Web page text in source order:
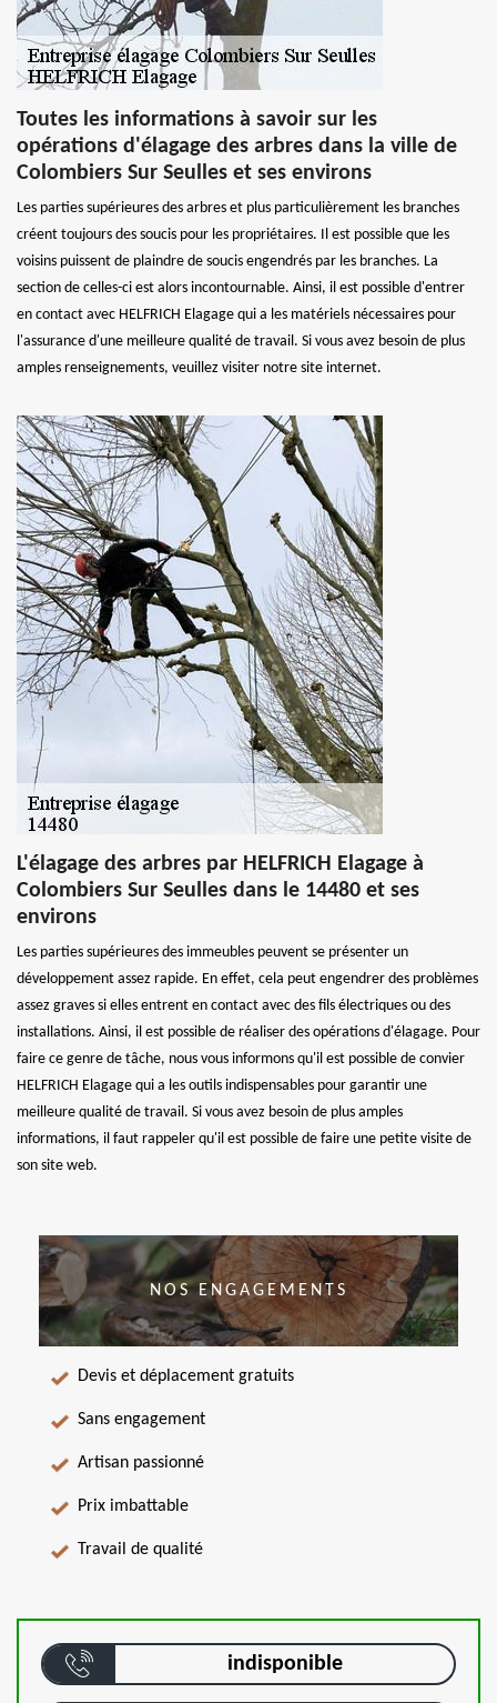
Toutes les informations à savoir sur les
opérations d'élagage des arbres dans la ville de
Colombiers Sur Seulles et ses environs
Les parties supérieures des arbres et plus particulièrement les branches
créent toujours des soucis pour les propriétaires. Il est possible que les
voisins puissent de plaindre de soucis engendrés par les branches. La
section de celles-ci est alors incontournable. Ainsi, il est possible d'entrer
en contact avec HELFRICH Elagage qui a les matériels nécessaires pour
l'assurance d'une meilleure qualité de travail. Si vous avez besoin de plus
amples renseignements, veuillez visiter notre site internet.
L'élagage des arbres par HELFRICH Elagage à
Colombiers Sur Seulles dans le 14480 et ses
environs
Les parties supérieures des immeubles peuvent se présenter un
développement assez rapide. En effet, cela peut engendrer des problèmes
assez graves si elles entrent en contact avec des fils électriques ou des
installations. Ainsi, il est possible de réaliser des opérations d'élagage. Pour
faire ce genre de tâche, nous vous informons qu'il est possible de convier
HELFRICH Elagage qui a les outils indispensables pour garantir une
meilleure qualité de travail. Si vous avez besoin de plus amples
informations, il faut rappeler qu'il est possible de faire une petite visite de
son site web.
NOS ENGAGEMENTS
Devis et déplacement gratuits
Sans engagement
Artisan passionné
Prix imbattable
Travail de qualité
indisponible